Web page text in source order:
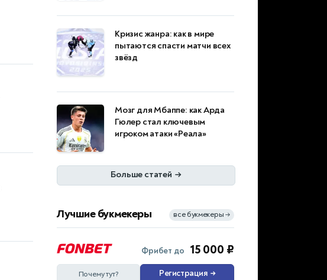
Кризис жанра: как в мире
пытаются спасти матчи всех
звёзд
Мозг для Мбаппе: как Арда
Гюлер стал ключевым
игроком атаки «Реала»
Больше статей →
Лучшие букмекеры все букмекеры →
Фрибет до 15 000 ₽
Почему тут? Регистрация →